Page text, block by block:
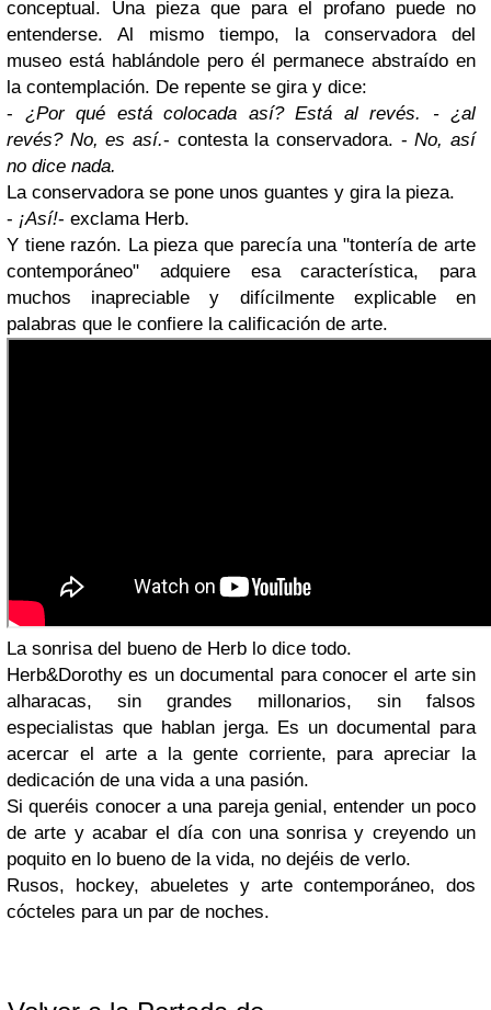
conceptual. Una pieza que para el profano puede no
entenderse. Al mismo tiempo, la conservadora del
museo está hablándole pero él permanece abstraído en
la contemplación. De repente se gira y dice:
- ¿Por qué está colocada así? Está al revés. - ¿al
revés? No, es así.- contesta la conservadora. -No, así
no dice nada.
La conservadora se pone unos guantes y gira la pieza.
- ¡Así!- exclama Herb.
Y tiene razón. La pieza que parecía una "tontería de arte
contemporáneo" adquiere esa característica, para
muchos inapreciable y difícilmente explicable en
palabras que le confiere la calificación de arte.
La sonrisa del bueno de Herb lo dice todo.
Herb&Dorothy es un documental para conocer el arte sin
alharacas, sin grandes millonarios, sin falsos
especialistas que hablan jerga. Es un documental para
acercar el arte a la gente corriente, para apreciar la
dedicación de una vida a una pasión.
Si queréis conocer a una pareja genial, entender un poco
de arte y acabar el día con una sonrisa y creyendo un
poquito en lo bueno de la vida, no dejéis de verlo.
Rusos, hockey, abueletes y arte contemporáneo, dos
cócteles para un par de noches.